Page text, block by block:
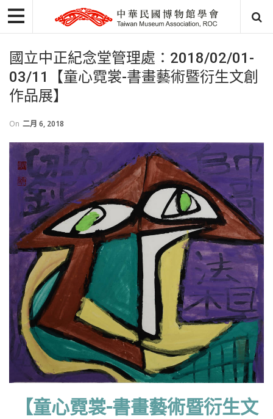
國立中正紀念堂管理處：2018/02/01-
03/11【童心霓裳-書畫藝術暨衍生文創
作品展】
On 二月 6, 2018
【童心霓裳-書畫藝術暨衍生文